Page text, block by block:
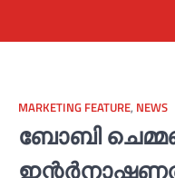
MARKETING FEATURE, NEWS
ബോബി
ഇന്റര്‍നാഷണല്‍